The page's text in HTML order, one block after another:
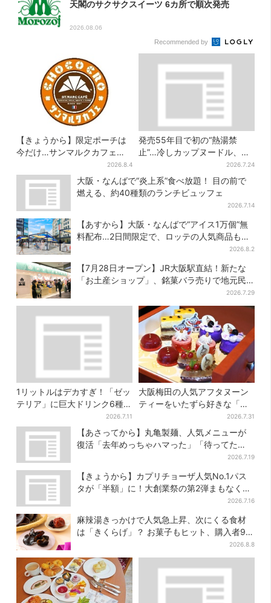
天閣のサクサクスイーツ 6カ所で順次発売
2026.08.06
Recommended by
【きょうから】限定ポーチは
今だけ…サンマルクカフェ初
の「夏福袋」、実質無料でレ
アグッズが手に入る
2026.8.4
発売55年目で初の“熱湯禁
止”…冷しカップヌードル、公
式に聞いたおいしい作り方を
実践してみた
2026.7.24
大阪・なんばで“炎上系”食べ放題！ 目の前で
燃える、約40種類のランチビュッフェ
2026.7.14
【あすから】大阪・なんばで“アイス1万個”無
料配布…2日間限定で、ロッテの人気商品もら
2026.8.2
【7月28日オープン】JR大阪駅直結！新たな
「お土産ショップ」、銘菓バラ売りで地元民
2026.7.29
1リットルはデカすぎ！「ゼッ
テリア」に巨大ドリンク6種が
登場、セット変更で350円お
得に
2026.7.11
大阪梅田の人気アフタヌーン
ティーをいたずら好きな「リ
トルミイ」がジャック！「ム
ーミン」たちとバカンスへ
2026.7.31
【あさってから】丸亀製麺、人気メニューが
復活「去年めっちゃハマった」「待ってた
2026.7.19
【きょうから】カプリチョーザ人気No.1パス
タが「半額」に！大創業祭の第2弾まもなくス
2026.7.16
麻辣湯きっかけで人気急上昇、次にくる食材
は「きくらげ」？ お菓子もヒット、購入者9割
2026.8.8